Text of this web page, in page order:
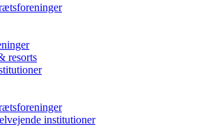
resorts
institutioner